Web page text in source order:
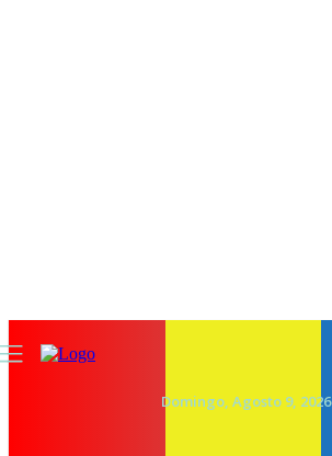
Domingo, Agosto 9, 2026